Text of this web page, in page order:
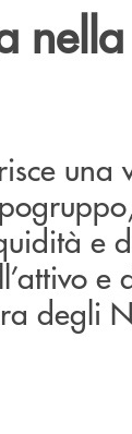
e
e
degli